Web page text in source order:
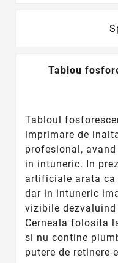
Tablou
Tabloul
imprimare de
profesional,
in intuneric. In
artificiale arata
dar in intuneric
vizibile
Cerneala folosita
si nu contine
putere de retinere-